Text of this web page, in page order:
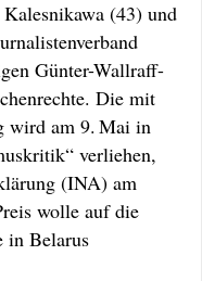
(43) und
Günter-Wallraff-
Die mit
wird am 9. Mai in
verliehen,
(INA) am
wolle auf die
in Belarus